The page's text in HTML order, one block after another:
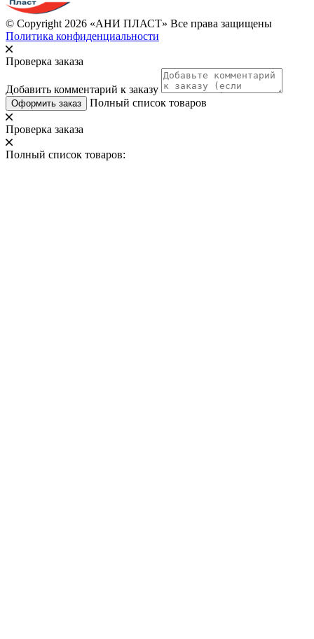
© Copyright 2026 «АНИ ПЛАСТ» Все права защищены
Политика конфиденциальности
Проверка заказа
Добавить комментарий к заказу
Оформить заказ Полный список товаров
Проверка заказа
Полный список товаров: